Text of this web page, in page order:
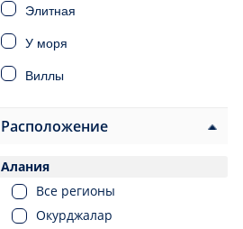
Элитная
У моря
Виллы
Под ВНЖ
Расположение
Алания
Все регионы
Окурджалар